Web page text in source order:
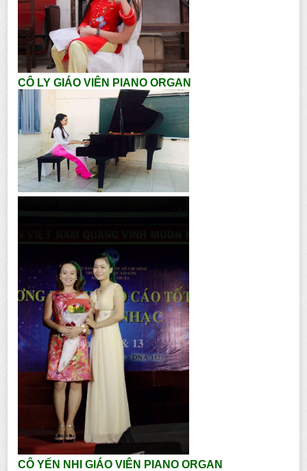
CÔ LY GIÁO VIÊN PIANO ORGAN
CÔ YẾN NHI GIÁO VIÊN PIANO ORGAN